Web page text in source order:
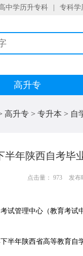
中学历升专科 专科学
高升专
高升专 > 专升本 > 自
半年陕西自考毕
点击量： 973 发布
管理中心（教育考试中
年陕西省高等教育自